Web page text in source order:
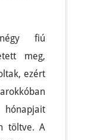
fiú
meg,
ezért
hónapjait
töltve. A